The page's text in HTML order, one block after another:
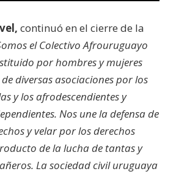
continuó en el cierre de la
el Colectivo Afrouruguayo
por hombres y mujeres
diversas asociaciones por los
y los afrodescendientes y
Nos une la defensa de
y velar por los derechos
de la lucha de tantas y
La sociedad civil uruguaya